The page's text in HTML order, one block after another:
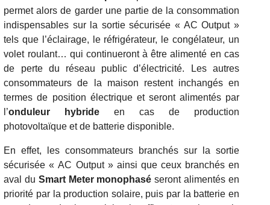
permet alors de garder une partie de la consommation
indispensables sur la sortie sécurisée « AC Output »
tels que l’éclairage, le réfrigérateur, le congélateur, un
volet roulant… qui continueront à être alimenté en cas
de perte du réseau public d’électricité. Les autres
consommateurs de la maison restent inchangés en
termes de position électrique et seront alimentés par
l’onduleur hybride en cas de production
photovoltaïque et de batterie disponible.
En effet, les consommateurs branchés sur la sortie
sécurisée « AC Output » ainsi que ceux branchés en
aval du Smart Meter monophasé seront alimentés en
priorité par la production solaire, puis par la batterie en